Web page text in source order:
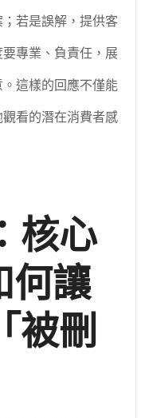
若是誤解，提供客
專業、負責任，展
這樣的回應不僅能
看的潛在消費者感
核心
讓
被刪